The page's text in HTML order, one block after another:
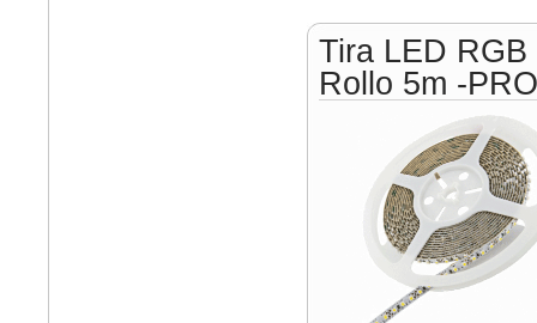
Tira LED
Rollo 5m -